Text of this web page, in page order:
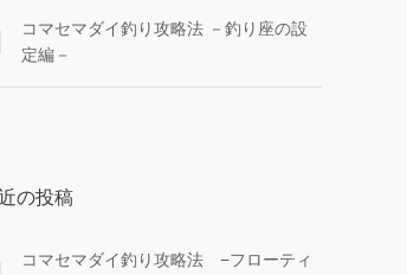
コマセマダイ釣り攻略法 －釣り座の設
定編－
の投稿
コマセマダイ釣り攻略法 −フローティ